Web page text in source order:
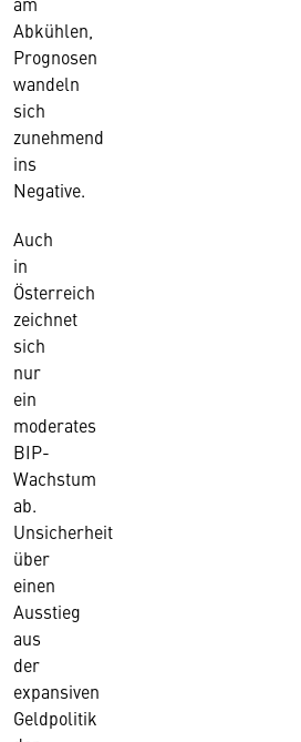
Abkühlen,
Prognosen
wandeln
sich
zunehmend
ins
Negative.
Auch
in
Österreich
zeichnet
sich
nur
ein
moderates
BIP-
Wachstum
ab.
Unsicherheit
über
einen
Ausstieg
aus
der
expansiven
Geldpolitik